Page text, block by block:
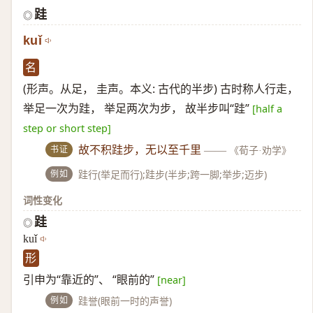
◎ 跬
kuǐ
名
(形声。从足， 圭声。本义: 古代的半步) 古时称人行走，
举足一次为跬， 举足两次为步， 故半步叫“跬” [half a
step or short step]
书证 故不积跬步，无以至千里 —— 《荀子·劝学》
例如
跬行(举足而行);跬步(半步;跨一脚;举步;迈步)
词性变化
◎ 跬
kuǐ
形
引申为“靠近的”、 “眼前的” [near]
例如 跬誉(眼前一时的声誉)